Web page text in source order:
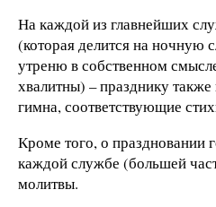
На каждой из главнейших
(которая делится на ночную
утреню в собственном
хвалитны) – празднику
гимна, соответствующие
Кроме того, о праздновании
каждой службе (большей
молитвы.